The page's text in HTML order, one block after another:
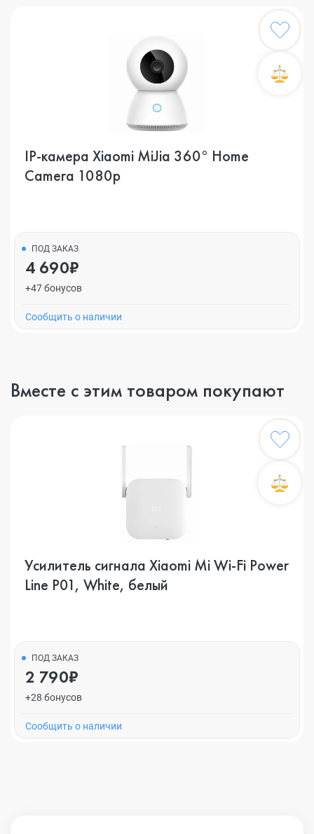
IP-камера Xiaomi MiJia 360° Home
Camera 1080p
ПОД ЗАКАЗ
4 690₽
+47 бонусов
Cообщить о наличии
Вместе с этим товаром покупают
Усилитель сигнала Xiaomi Mi Wi-Fi Power
Line P01, White, белый
ПОД ЗАКАЗ
2 790₽
+28 бонусов
Cообщить о наличии